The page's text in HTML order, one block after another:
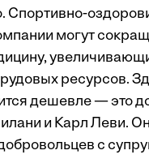
Спортивно-
могут
ресурсов.
дешевле — это
и Карл Леви.
с